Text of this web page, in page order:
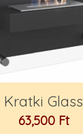
Kratki Glass
63,500 Ft